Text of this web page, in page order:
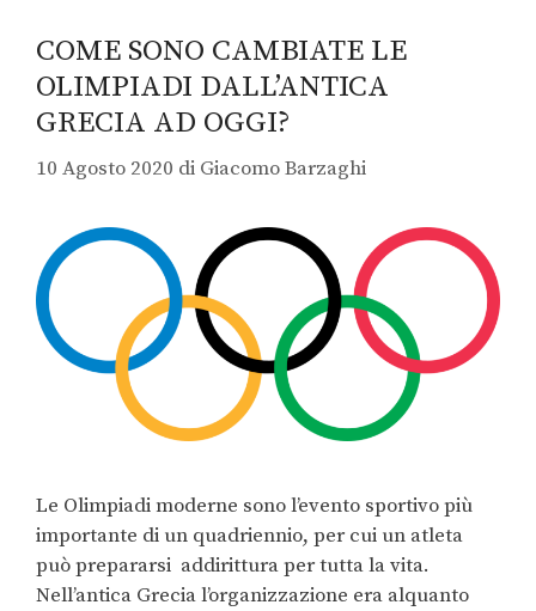
COME SONO CAMBIATE LE
OLIMPIADI DALL’ANTICA
GRECIA AD OGGI?
10 Agosto 2020 di Giacomo Barzaghi
Le Olimpiadi moderne sono l’evento sportivo più
importante di un quadriennio, per cui un atleta
può prepararsi addirittura per tutta la vita.
Nell’antica Grecia l’organizzazione era alquanto